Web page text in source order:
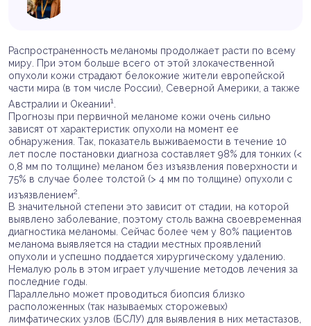
Распространенность меланомы продолжает расти по всему
миру. При этом больше всего от этой злокачественной
опухоли кожи страдают белокожие жители европейской
части мира (в том числе России), Северной Америки, а также
Австралии и Океании1
Прогнозы при первичной меланоме кожи очень сильно
зависят от характеристик опухоли на момент ее
обнаружения. Так, показатель выживаемости в течение 10
лет после постановки диагноза составляет 98% для тонких (<
0,8 мм по толщине) меланом без изъязвления поверхности и
75% в случае более толстой (> 4 мм по толщине) опухоли с
изъязвлением2
В значительной степени это зависит от стадии, на которой
выявлено заболевание, поэтому столь важна своевременная
диагностика меланомы. Сейчас более чем у 80% пациентов
меланома выявляется на стадии местных проявлений
опухоли и успешно поддается хирургическому удалению.
Немалую роль в этом играет улучшение методов лечения за
последние годы.
Параллельно может проводиться биопсия близко
расположенных (так называемых сторожевых)
лимфатических узлов (БСЛУ) для выявления в них метастазов,